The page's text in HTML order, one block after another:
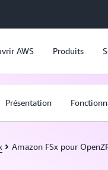
AWS Produits
Présentation
Amazon FSx pour